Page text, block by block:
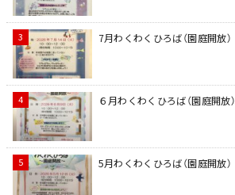
7月わくわくひろば（園庭開放）
６月わくわくひろば（園庭開放）
5月わくわくひろば（園庭開放）